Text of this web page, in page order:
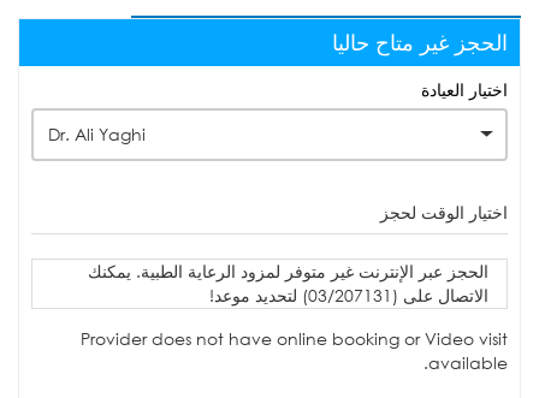
الحجز غير متاح حاليا
اختيار العيادة
Dr. Ali Yaghi
اختيار الوقت لحجز
الحجز عبر الإنترنت غير متوفر لمزود الرعاية الطبية. يمكنك
الاتصال على (03/207131) لتحديد موعد!
Provider does not have online booking or Video visit
available.